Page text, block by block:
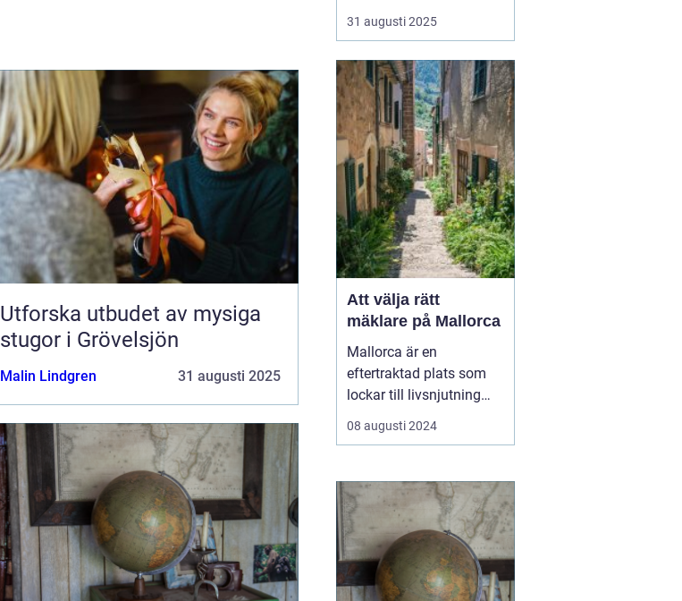
Utforska utbudet av mysiga
stugor i Grövelsjön
Malin Lindgren 31 augusti 2025
den pittoreska fjällbyn
Grövelsjön. Denna plats
naturälskare och
friluftsentusiaster.
Grövelsjön erbjuder en
spektakul&...
31 augusti 2025
Att välja rätt
mäklare på Mallorca
Mallorca är en
eftertraktad plats som
lockar till livsnjutning
bland kristallklart vatten,
pittoreska landskap och
Föreställ dig en
promenad längs
strandkanten eller ett
glas vino på terrassen
med uts...
08 augusti 2024